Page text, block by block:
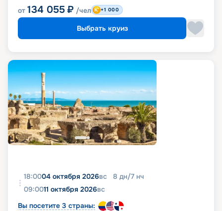
от 134 055 ₽ /чел +1 000
Выбрать круиз
18:0004 октября 2026вс 8 дн/7 нч
09:0011 октября 2026вс
Вы посетите 3 страны: